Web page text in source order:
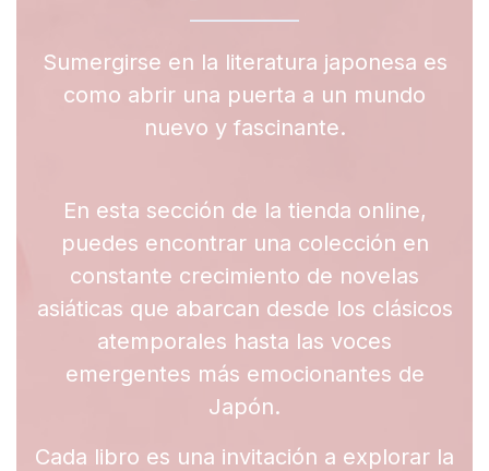
Sumergirse en la literatura japonesa es
como abrir una puerta a un mundo
nuevo y fascinante.
En esta sección de la tienda online,
puedes encontrar una colección en
constante crecimiento de novelas
asiáticas que abarcan desde los clásicos
atemporales hasta las voces
emergentes más emocionantes de
Japón.
Cada libro es una invitación a explorar la